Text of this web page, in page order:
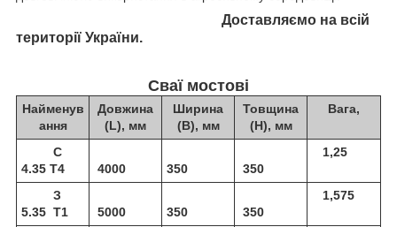
Доставляємо на всій
території України.
Сваї мостові
Найменув
ання
Довжина
(L), мм
Ширина
(В), мм
Товщина
(Н), мм
Вага,
С
4.35 Т4
4000 350 350
1,25
З
5.35 Т1
5000 350 350
1,575